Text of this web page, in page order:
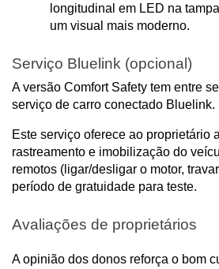
longitudinal em LED na
um visual mais moderno.
Serviço Bluelink (opcional)
A versão Comfort Safety tem entre
serviço de carro conectado Bluelink.
Este serviço oferece ao proprietário
rastreamento e imobilização do
remotos (ligar/desligar o motor,
período de gratuidade para teste.
Avaliações de proprietários
A opinião dos donos reforça o bom